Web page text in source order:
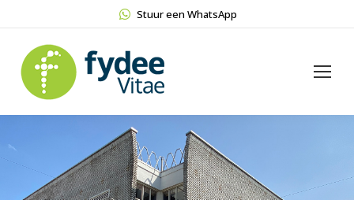
Stuur een WhatsApp